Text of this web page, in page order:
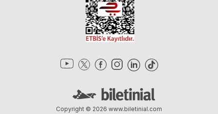
Copyright © 2026 www.biletinial.com